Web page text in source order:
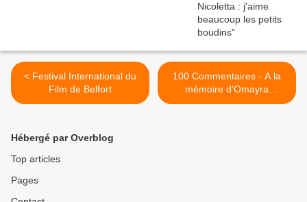
< Festival International du
Film de Belfort
100 Commentaires - A la
mémoire d'Omayra
Sanchez, cette fillette
Hébergé par Overblog
Top articles
Pages